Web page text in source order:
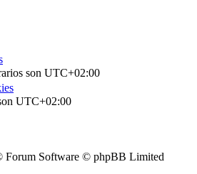
son UTC+02:00
UTC+02:00
Forum Software © phpBB Limited